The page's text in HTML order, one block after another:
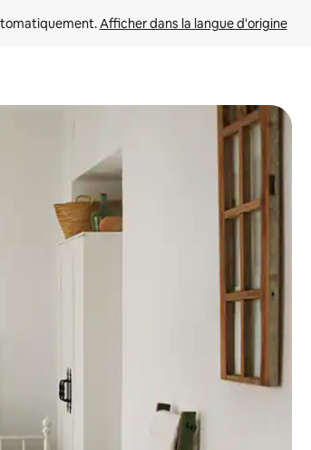
Afficher dans la langue d'origine
vers le bas, ou en appuyant dessus et en les